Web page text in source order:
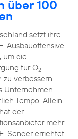
über 100
setzt ihre
Ausbauoffensive
um die
für O2
zu verbessern.
Unternehmen
Tempo. Allein
der
mehr
Sender errichtet.